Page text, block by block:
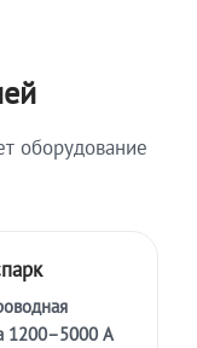
оборудование
1200–5000 А